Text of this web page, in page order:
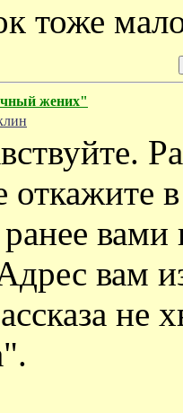
тоже
жених"
откажите
вами
вам
не